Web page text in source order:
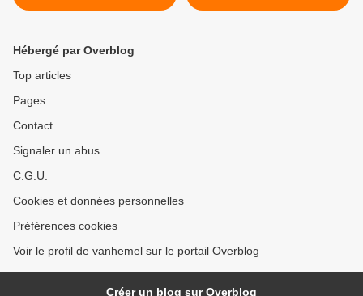
Bourgmestre, au sujet de
conseillers communaux
chapellois et des
conséquences financières y
Bourgmestre, au sujet du
Hébergé par Overblog
Top articles
Pages
Contact
Signaler un abus
C.G.U.
Cookies et données personnelles
Préférences cookies
Voir le profil de vanhemel sur le portail Overblog
Créer un blog sur Overblog